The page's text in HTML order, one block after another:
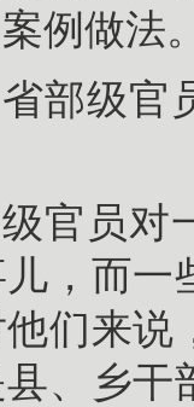
例做法
部级官
官员对
，而
们来
、乡